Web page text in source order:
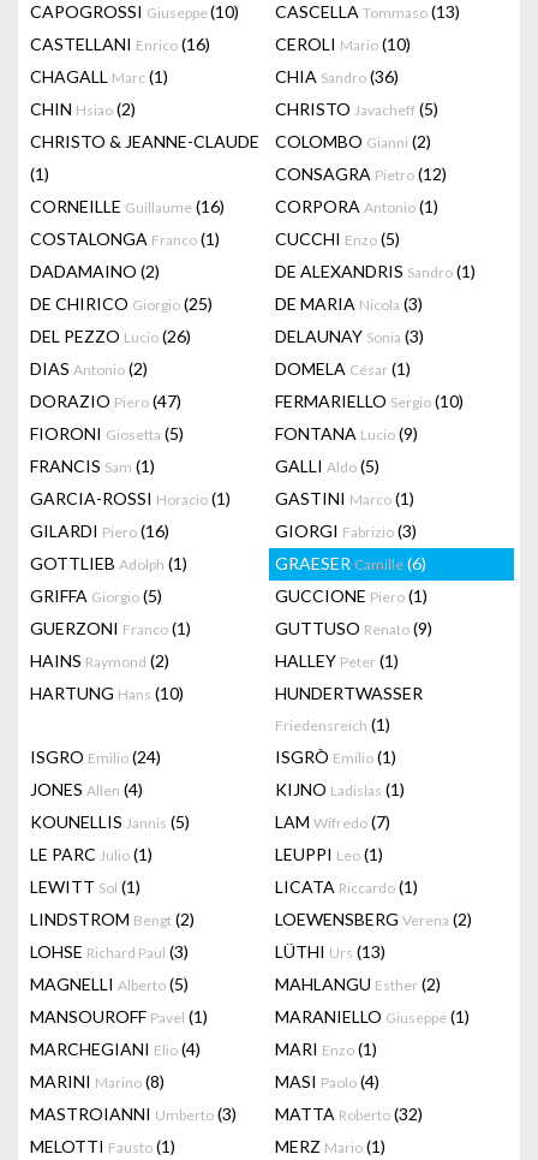
CAPOGROSSI Giuseppe(10) CASCELLA Tommaso (13)
CASTELLANI Enrico (16) CEROLI Mario (10)
CHAGALL Marc (1) CHIA Sandro (36)
CHIN Hsiao (2) CHRISTO Javacheff (5)
CHRISTO & JEANNE-CLAUDE
(1)
COLOMBO Gianni (2)
CONSAGRA Pietro (12)
CORNEILLE Guillaume (16) CORPORA Antonio (1)
COSTALONGA Franco (1) CUCCHI Enzo (5)
DADAMAINO (2) DE ALEXANDRIS Sandro (1)
DE CHIRICO Giorgio (25) DE MARIA Nicola (3)
DEL PEZZO Lucio (26) DELAUNAY Sonia (3)
DIAS Antonio (2) DOMELA César (1)
DORAZIO Piero (47) FERMARIELLO Sergio (10)
FIORONI Giosetta (5) FONTANA Lucio (9)
FRANCIS Sam (1) GALLI Aldo (5)
GARCIA-ROSSI Horacio (1) GASTINI Marco (1)
GILARDI Piero (16) GIORGI Fabrizio (3)
GOTTLIEB Adolph (1) GRAESER Camille (6)
GRIFFA Giorgio (5) GUCCIONE Piero (1)
GUERZONI Franco (1) GUTTUSO Renato (9)
HAINS Raymond (2) HALLEY Peter (1)
HARTUNG Hans (10) HUNDERTWASSER
Friedensreich (1)
ISGRO Emilio (24) ISGRÒ Emilio (1)
JONES Allen (4) KIJNO Ladislas (1)
KOUNELLIS Jannis (5) LAM Wifredo (7)
LE PARC Julio (1) LEUPPI Leo (1)
LEWITT Sol (1) LICATA Riccardo (1)
LINDSTROM Bengt (2) LOEWENSBERG Verena (2)
LOHSE Richard Paul (3) LÜTHI Urs (13)
MAGNELLI Alberto (5) MAHLANGU Esther (2)
MANSOUROFF Pavel (1) MARANIELLO Giuseppe (1)
MARCHEGIANI Elio (4) MARI Enzo (1)
MARINI Marino (8) MASI Paolo (4)
MASTROIANNI Umberto (3) MATTA Roberto (32)
MELOTTI Fausto (1) MERZ Mario (1)